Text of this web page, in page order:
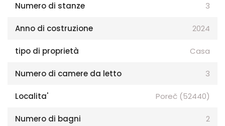
Numero di stanze 3
Anno di costruzione 2024
tipo di proprietà Casa
Numero di camere da letto 3
Localita' Poreč (52440)
Numero di bagni 2